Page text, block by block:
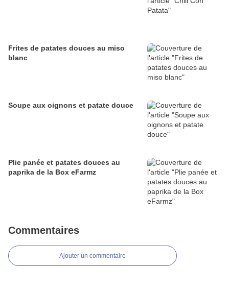
Frites de patates douces au miso
blanc
Soupe aux oignons et patate douce
Plie panée et patates douces au
paprika de la Box eFarmz
Commentaires
Ajouter un commentaire